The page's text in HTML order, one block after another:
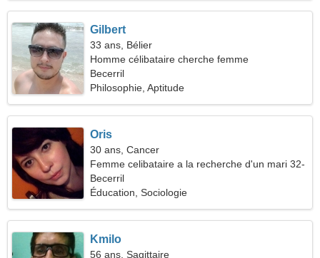
Gilbert
33 ans, Bélier
Homme célibataire cherche femme
Becerril
Philosophie, Aptitude
Oris
30 ans, Cancer
Femme celibataire a la recherche d'un mari 32-
37
Becerril
Éducation, Sociologie
Kmilo
56 ans, Sagittaire